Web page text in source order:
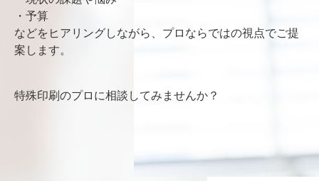
・予算
などをヒアリングしながら、プロならではの視点でご提
案します。
特殊印刷のプロに相談してみませんか？